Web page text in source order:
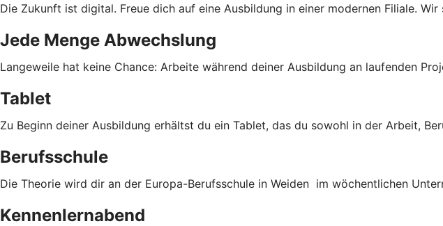
Die Zukunft ist digital. Freue dich auf eine Ausbildung in einer modernen Filiale.
Jede Menge Abwechslung
Langeweile hat keine Chance: Arbeite während deiner Ausbildung an laufenden
Tablet
Zu Beginn deiner Ausbildung erhältst du ein Tablet, das du sowohl in der Arbeit,
Berufsschule
Die Theorie wird dir an der Europa-Berufsschule in Weiden im wöchentlichen
Kennenlernabend